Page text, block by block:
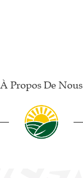
À Propos De Nous